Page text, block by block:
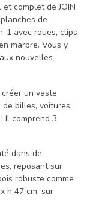
complet de JOIN
de
1 avec roues, clips
marbre. Vous y
nouvelles
un vaste
billes, voitures,
Il comprend 3
dans de
reposant sur
robuste comme
h 47 cm, sur